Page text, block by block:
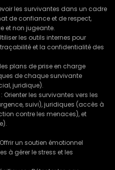
les survivantes dans un cadre
de confiance et de respect,
et non jugeante.
les outils internes pour
et la confidentialité des
plans de prise en charge
de chaque survivante
juridique).
les survivantes vers les
suivi), juridiques (accès à
contre les menaces), et
un soutien émotionnel
à gérer le stress et les